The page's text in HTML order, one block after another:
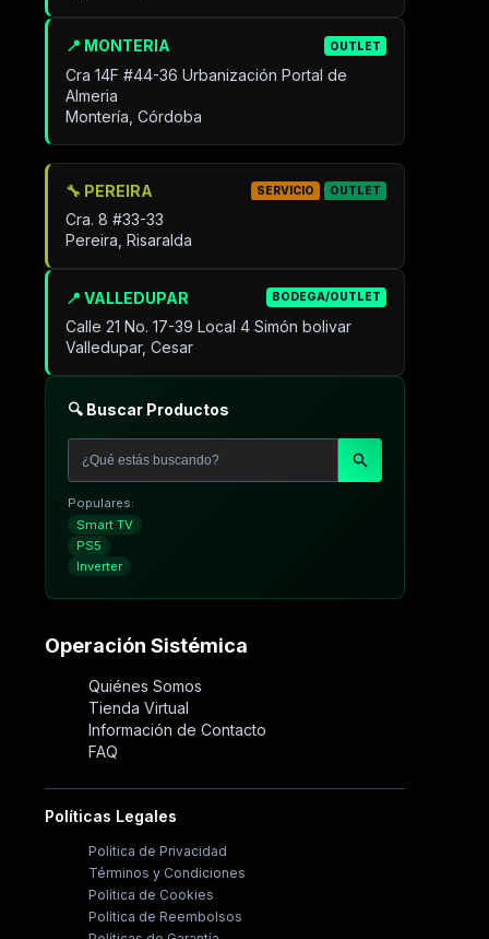
📍 MONTERIA OUTLET
Cra 14F #44-36 Urbanización Portal de
Almeria
Montería, Córdoba
📍 VALLEDUPAR BODEGA/OUTLET
Calle 21 No. 17-39 Local 4 Simón bolivar
Valledupar, Cesar
🔧 PEREIRA SERVICIO OUTLET
Cra. 8 #33-33
Pereira, Risaralda
🔍 Buscar Productos
Populares:
Smart TV
PS5
Inverter
Operación Sistémica
Quiénes Somos
Tienda Virtual
Información de Contacto
FAQ
Políticas Legales
Política de Privacidad
Términos y Condiciones
Política de Cookies
Política de Reembolsos